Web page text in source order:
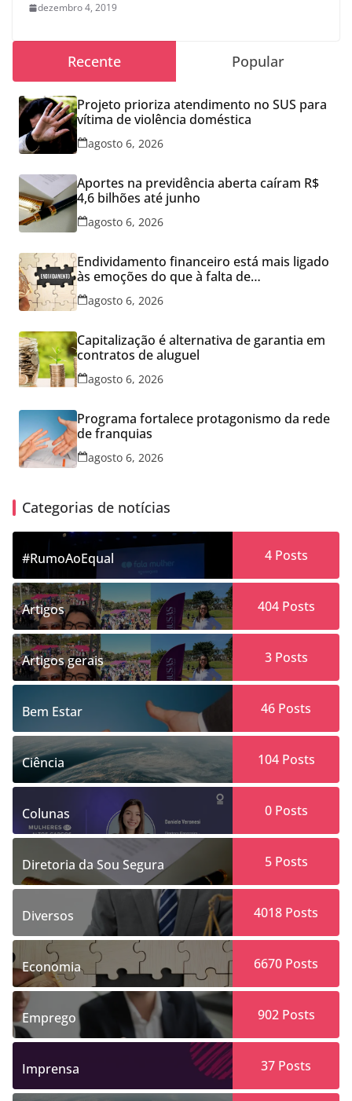
dezembro 4, 2019
Recente Popular
Projeto prioriza atendimento no SUS para
vítima de violência doméstica
agosto 6, 2026
Aportes na previdência aberta caíram R$
4,6 bilhões até junho
agosto 6, 2026
Endividamento financeiro está mais ligado
às emoções do que à falta de
conhecimento
agosto 6, 2026
Capitalização é alternativa de garantia em
contratos de aluguel
agosto 6, 2026
Programa fortalece protagonismo da rede
de franquias
agosto 6, 2026
Categorias de notícias
#RumoAoEqual 4Posts
Artigos 404Posts
Artigos gerais 3Posts
Bem Estar 46 Posts
Ciência 104Posts
Colunas 0Posts
Diretoria da Sou Segura 5Posts
Diversos 4018 Posts
Economia 6670 Posts
Emprego 902Posts
Imprensa 37 Posts